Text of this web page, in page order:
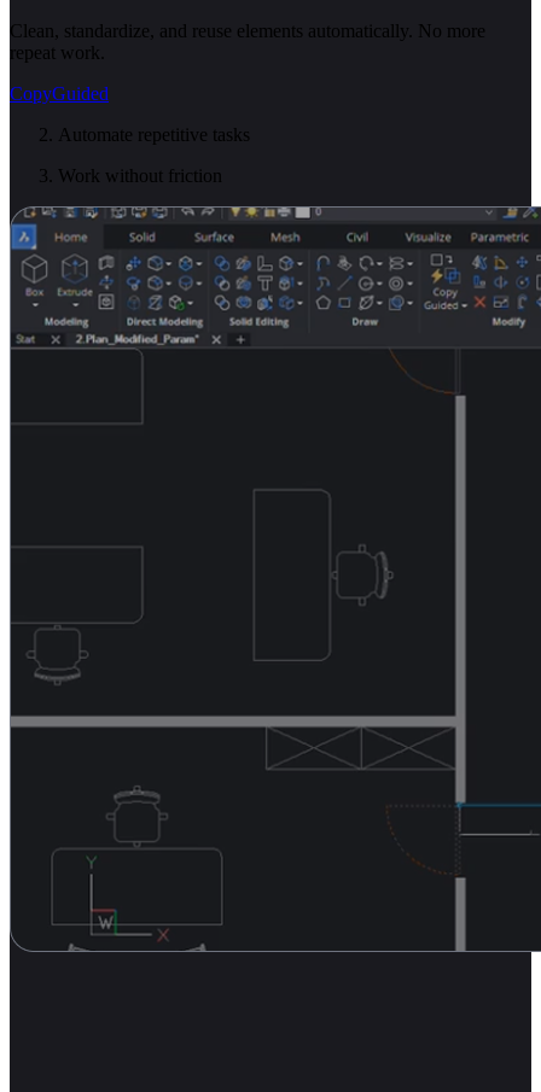
Clean, standardize, and reuse elements automatically. No more
repeat work.
CopyGuided
Automate repetitive tasks
Work without friction